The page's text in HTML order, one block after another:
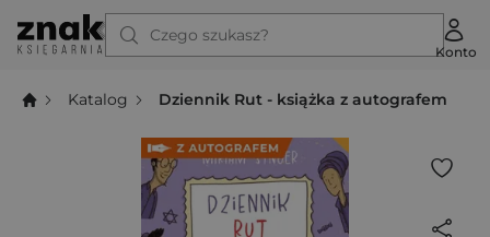
Czego szukasz?
Konto
Katalog Dziennik Rut - książka z autografem